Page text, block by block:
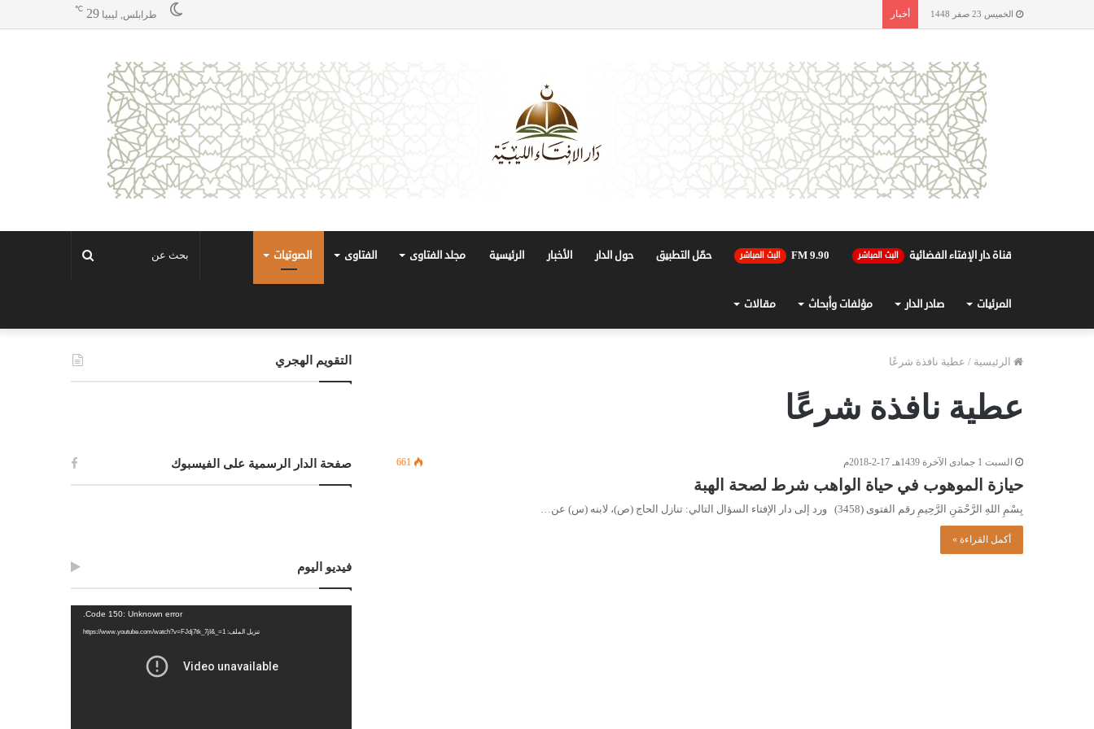
الخميس 23 صفر 1448 أخبار طرابلس, ليبيا 29
℃
قناة دار الإفتاء الفضائية البث المباشر 90.FM 9 البث المباشر حمّل التطبيق حول الدار الأخبار الرئيسية مجلد الفتاوى الفتاوى الصوتيات
المرئيات صادر الدار مؤلفات وأبحاث مقالات
الرئيسية / عطية نافذة شرعًا
عطية نافذة شرعًا
السبت 1 جمادى الآخرة 1439هـ 17-2-2018م 661
حيازة الموهوب في حياة الواهب شرط لصحة الهبة
بِسْمِ اللهِ الرَّحْمَنِ الرَّحِيمِ رقم الفتوى (3458) ورد إلى دار الإفتاء السؤال التالي: تنازل الحاج (ص)، لابنه (س) عن…
أكمل القراءة »
التقويم الهجري
صفحة الدار الرسمية على الفيسبوك
فيديو اليوم
Code 150: Unknown error.
تنزيل الملف: https://www.youtube.com/watch?v=FJdj7tk_7jI&_=1